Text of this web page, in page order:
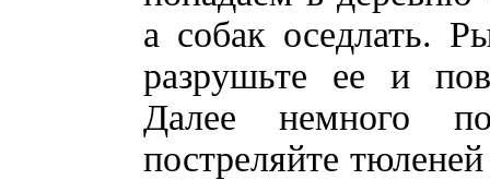
а собак оседлать.
разрушьте ее и
Далее немного
постреляйте